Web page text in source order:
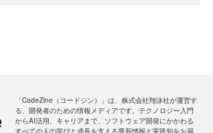
ログイン